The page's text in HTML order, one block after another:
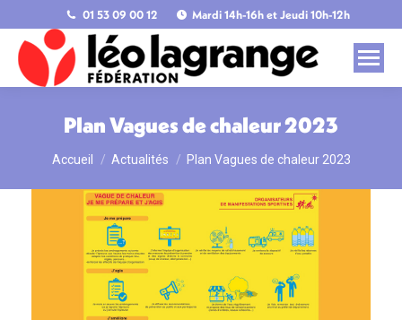
01 53 09 00 12 Mardi 14h-16h et Jeudi 10h-12h
Plan Vagues de chaleur 2023
Vous êtes ici :
Accueil Actualités Plan Vagues de chaleur 2023